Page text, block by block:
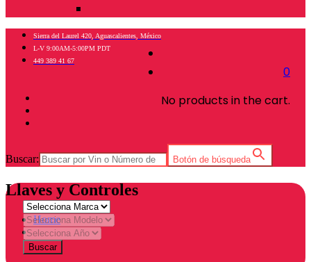
0
No products in the cart.
Sierra del Laurel 420, Aguascalientes, México
L-V 9:00AM-5:00PM PDT
449 389 41 67
Buscar: Botón de búsqueda
Llaves y Controles
Home
Tienda
Buscar